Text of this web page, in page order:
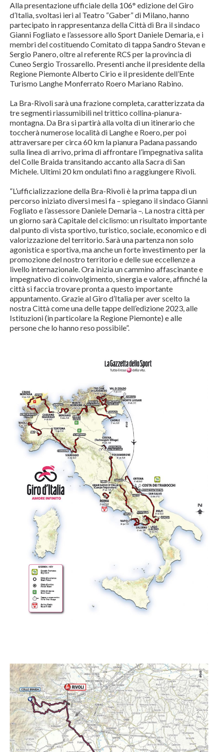
Alla presentazione ufficiale della 106° edizione del Giro
d’Italia, svoltasi ieri al Teatro “Gaber” di Milano, hanno
partecipato in rappresentanza della Città di Bra il sindaco
Gianni Fogliato e l’assessore allo Sport Daniele Demaria, e i
membri del costituendo Comitato di tappa Sandro Stevan e
Sergio Panero, oltre al referente RCS per la provincia di
Cuneo Sergio Trossarello. Presenti anche il presidente della
Regione Piemonte Alberto Cirio e il presidente dell’Ente
Turismo Langhe Monferrato Roero Mariano Rabino.
La Bra-Rivoli sarà una frazione completa, caratterizzata da
tre segmenti riassumibili nel trittico collina-pianura-
montagna. Da Bra si partirà alla volta di un itinerario che
toccherà numerose località di Langhe e Roero, per poi
attraversare per circa 60 km la pianura Padana passando
sulla linea di arrivo, prima di affrontare l’impegnativa salita
del Colle Braida transitando accanto alla Sacra di San
Michele. Ultimi 20 km ondulati fino a raggiungere Rivoli.
“L’ufficializzazione della Bra-Rivoli è la prima tappa di un
percorso iniziato diversi mesi fa – spiegano il sindaco Gianni
Fogliato e l’assessore Daniele Demaria –. La nostra città per
un giorno sarà Capitale del ciclismo: un risultato importante
dal punto di vista sportivo, turistico, sociale, economico e di
valorizzazione del territorio. Sarà una partenza non solo
agonistica e sportiva, ma anche un forte investimento per la
promozione del nostro territorio e delle sue eccellenze a
livello internazionale. Ora inizia un cammino affascinante e
impegnativo di coinvolgimento, sinergia e valore, affinché la
città si faccia trovare pronta a questo importante
appuntamento. Grazie al Giro d’Italia per aver scelto la
nostra Città come una delle tappe dell’edizione 2023, alle
Istituzioni (in particolare la Regione Piemonte) e alle
persone che lo hanno reso possibile”.